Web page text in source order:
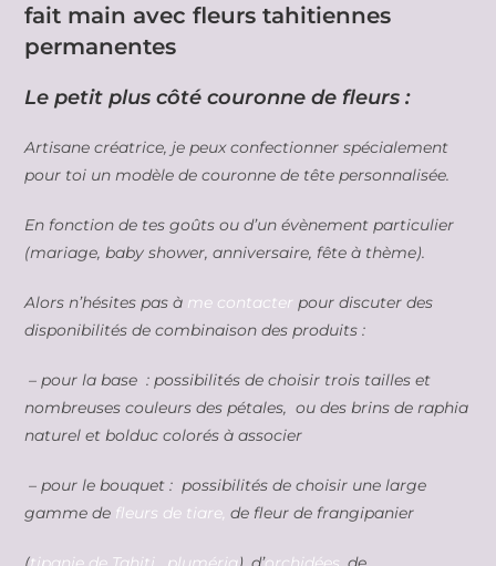
fait main avec fleurs tahitiennes
permanentes
Le petit plus côté couronne de fleurs :
Artisane créatrice, je peux confectionner spécialement
pour toi un modèle de couronne de tête personnalisée.
En fonction de tes goûts ou d’un évènement particulier
(mariage, baby shower, anniversaire, fête à thème).
Alors n’hésites pas à me contacter pour discuter des
disponibilités de combinaison des produits :
– pour la base : possibilités de choisir trois tailles et
nombreuses couleurs des pétales, ou des brins de raphia
naturel et bolduc colorés à associer
– pour le bouquet : possibilités de choisir une large
gamme de fleurs de tiare, de fleur de frangipanier